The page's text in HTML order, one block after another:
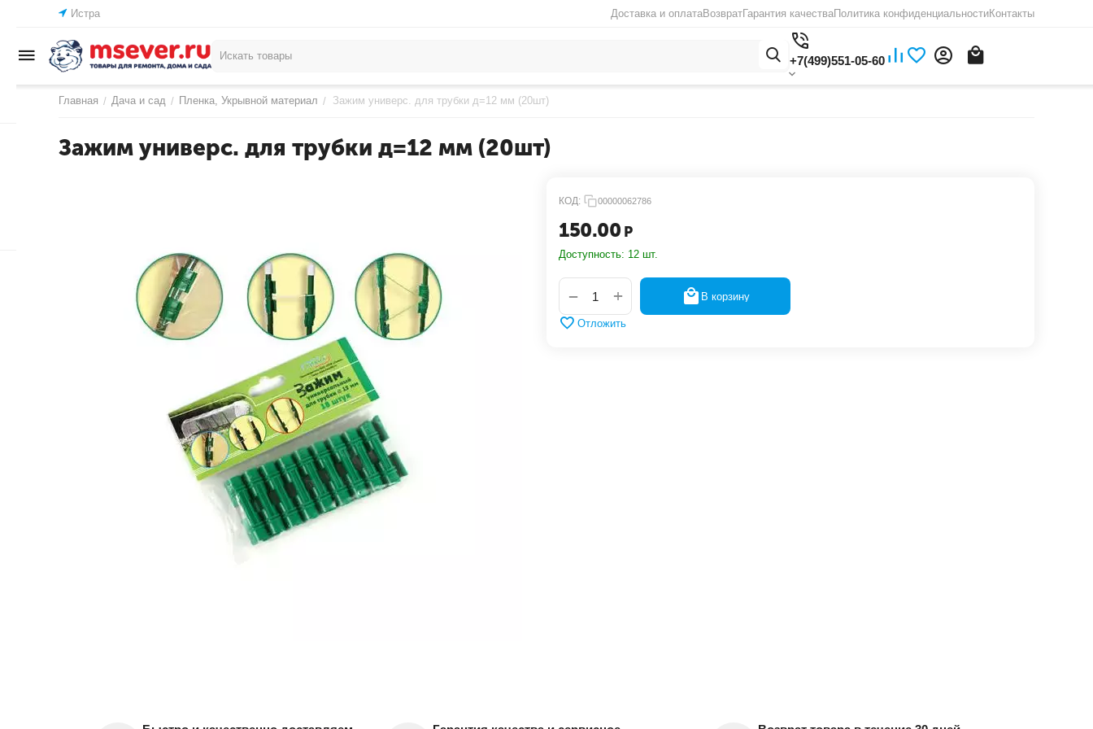
Истра Доставка и оплатаВозвратГарантия качестваПолитика конфиденциальностиКонтакты
+7(499)551-05-60
Главная / Дача и сад / Пленка, Укрывной материал / Зажим универс. для трубки д=12 мм (20шт)
Зажим универс. для трубки д=12 мм (20шт)
КОД: 00000062786
150.00 Р
Доступность: 12 шт.
+
− В корзину
Отложить